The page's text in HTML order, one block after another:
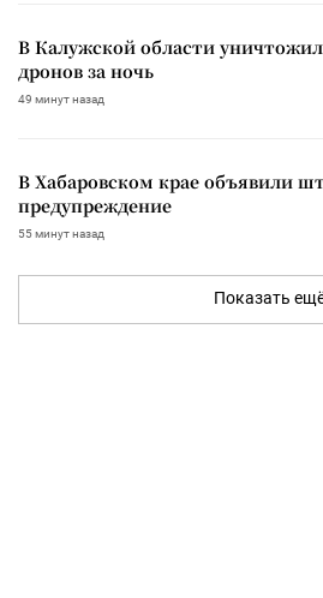
В Калужской области
дронов за ночь
49 минут назад
В Хабаровском крае объявили
предупреждение
55 минут назад
Показать